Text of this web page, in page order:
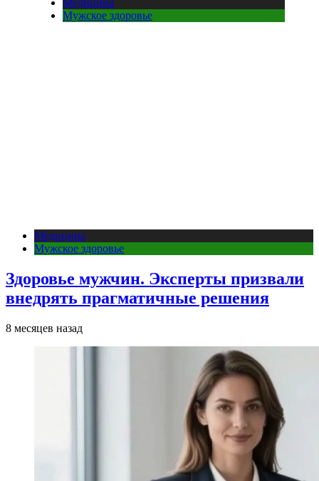
Мужское здоровье
Медицина
Мужское здоровье
Здоровье мужчин. Эксперты призвали
внедрять прагматичные решения
8 месяцев назад